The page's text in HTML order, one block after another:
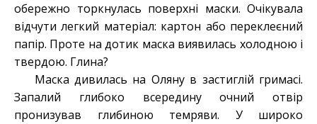
обережно торкнулась поверхні маски. Очікувала
відчути легкий матеріал: картон або переклеєний
папір. Проте на дотик маска виявилась холодною і
твердою. Глина?
Маска дивилась на Оляну в застиглій гримасі.
Запалий глибоко всередину очний отвір
пронизував глибиною темряви. У широко